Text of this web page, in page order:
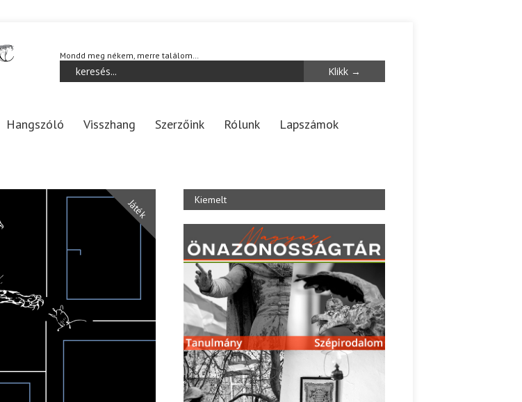
Mondd meg nékem, merre találom…
Hangszóló Visszhang Szerzőink Rólunk
Lapszámok
Játék Kiemelt